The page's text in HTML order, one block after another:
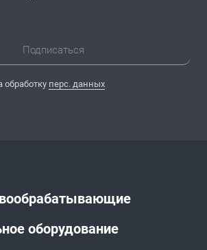
оборудование
Подписаться
обработку перс. данных